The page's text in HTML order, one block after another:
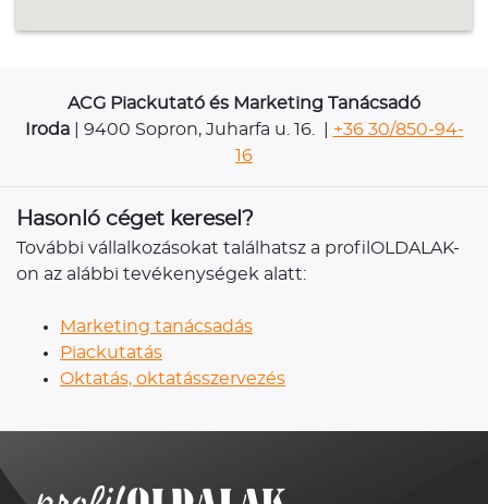
ACG Piackutató és Marketing Tanácsadó
Iroda| 9400 Sopron, Juharfa u. 16. | +36 30/850-94-
16
Hasonló céget keresel?
További vállalkozásokat találhatsz a profilOLDALAK-
on az alábbi tevékenységek alatt:
Marketing tanácsadás
Piackutatás
Oktatás, oktatásszervezés